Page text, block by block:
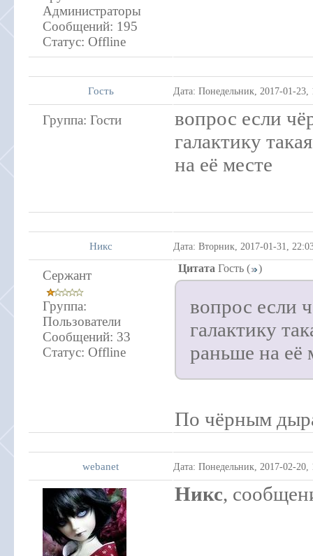
Администраторы
Сообщений: 195
Статус: Offline
Гость Дата: Понедельник, 2017-01-
Группа: Гости
вопрос если
галактику
на её месте
Никс Дата: Вторник, 2017-01-31,
Сержант
Группа:
Пользователи
Сообщений: 33
Статус: Offline
Цитата Гость ( )
вопрос если
галактику
раньше на её
По чёрным
webanet Дата: Понедельник, 2017-02-
Никс,